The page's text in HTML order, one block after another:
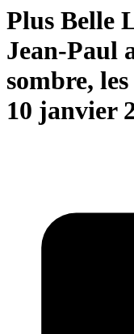
Plus Belle
Jean-Paul
sombre,
10 janvier